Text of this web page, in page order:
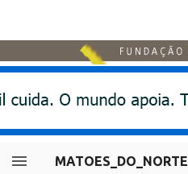
MATOES_DO_NORTE